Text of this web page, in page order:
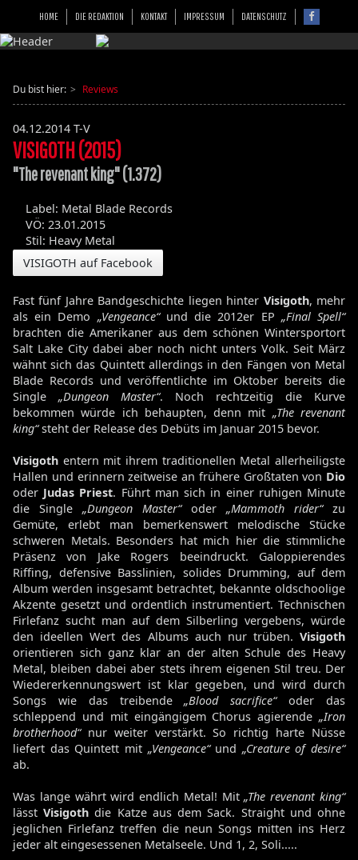
HOME DIE REDAKTION KONTAKT IMPRESSUM DATENSCHUTZ
Du bist hier: Reviews
04.12.2014 T-V
VISIGOTH (2015)
"The revenant king" (1.372)
Label: Metal Blade Records
VÖ: 23.01.2015
Stil: Heavy Metal
VISIGOTH auf Facebook
Fast fünf Jahre Bandgeschichte liegen hinter Visigoth, mehr
als ein Demo „Vengeance“und die 2012er EP „Final Spell“
brachten die Amerikaner aus dem schönen Wintersportort
Salt Lake City dabei aber noch nicht unters Volk. Seit März
wähnt sich das Quintett allerdings in den Fängen von Metal
Blade Records und veröffentlichte im Oktober bereits die
Single „Dungeon Master“. Noch rechtzeitig die Kurve
bekommen würde ich behaupten, denn mit „The revenant
king“steht der Release des Debüts im Januar 2015 bevor.
Visigoth entern mit ihrem traditionellen Metal allerheiligste
Hallen und erinnern zeitweise an frühere Großtaten von Dio
oder Judas Priest. Führt man sich in einer ruhigen Minute
die Single „Dungeon Master“oder „Mammoth rider“zu
Gemüte, erlebt man bemerkenswert melodische Stücke
schweren Metals. Besonders hat mich hier die stimmliche
Präsenz von Jake Rogers beeindruckt. Galoppierendes
Riffing, defensive Basslinien, solides Drumming, auf dem
Album werden insgesamt betrachtet, bekannte oldschoolige
Akzente gesetzt und ordentlich instrumentiert. Technischen
Firlefanz sucht man auf dem Silberling vergebens, würde
den ideellen Wert des Albums auch nur trüben. Visigoth
orientieren sich ganz klar an der alten Schule des Heavy
Metal, bleiben dabei aber stets ihrem eigenen Stil treu. Der
Wiedererkennungswert ist klar gegeben, und wird durch
Songs wie das treibende„Blood sacrifice“oder das
schleppend und mit eingängigem Chorus agierende „Iron
brotherhood“nur weiter verstärkt. So richtig harte Nüsse
liefert das Quintett mit „Vengeance“und „Creature of desire“
ab.
Was lange währt wird endlich Metal! Mit„The revenant king“
lässt Visigoth die Katze aus dem Sack. Straight und ohne
jeglichen Firlefanz treffen die neun Songs mitten ins Herz
jeder alt eingesessenen Metalseele. Und 1, 2, Soli.....